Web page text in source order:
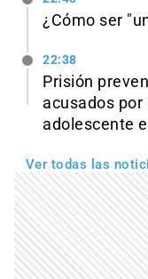
¿Cómo ser
22:38
Prisión
acusados
adolescente
Ver todas las